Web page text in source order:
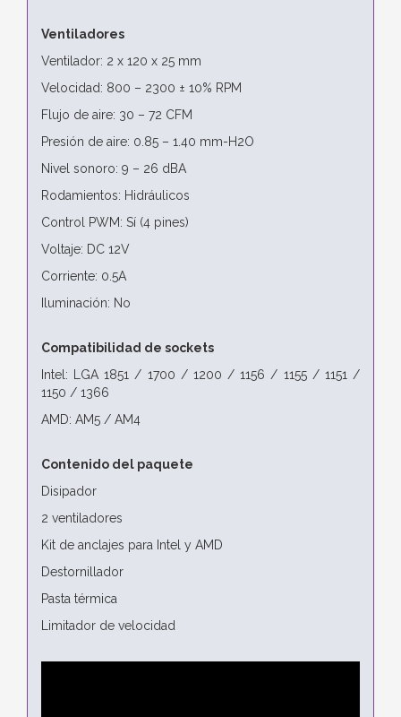
Ventiladores
Ventilador: 2 x 120 x 25 mm
Velocidad: 800 – 2300 ± 10% RPM
Flujo de aire: 30 – 72 CFM
Presión de aire: 0.85 – 1.40 mm-H2O
Nivel sonoro: 9 – 26 dBA
Rodamientos: Hidráulicos
Control PWM: Sí (4 pines)
Voltaje: DC 12V
Corriente: 0.5A
Iluminación: No
Compatibilidad de sockets
Intel: LGA 1851 / 1700 / 1200 / 1156 / 1155 / 1151 /
1150 / 1366
AMD: AM5 / AM4
Contenido del paquete
Disipador
2 ventiladores
Kit de anclajes para Intel y AMD
Destornillador
Pasta térmica
Limitador de velocidad